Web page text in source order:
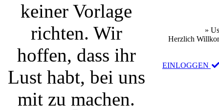
keiner Vorlage
richten. Wir
hoffen, dass ihr
Lust habt, bei uns
mit zu machen.
»
Herzlich
EINLOGGEN